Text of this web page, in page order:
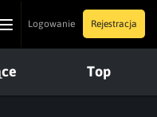
ToggleLogowanie Rejestracja
Top